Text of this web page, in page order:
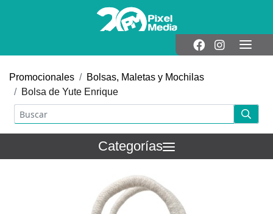
Promocionales
Bolsas, Maletas y Mochilas
Bolsa de Yute Enrique
Categorías